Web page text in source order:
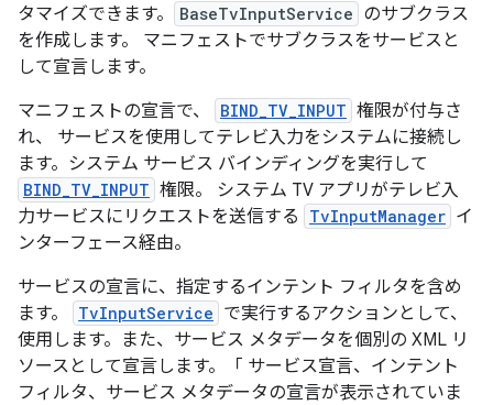
タマイズできます。
BaseTvInputService のサブクラス
を作成します。 マニフェストでサブクラスをサービスと
して宣言します。
マニフェストの宣言で、
BIND_TV_INPUT 権限が付与さ
れ、 サービスを使用してテレビ入力をシステムに接続し
ます。システム サービス バインディングを実行して
BIND_TV_INPUT 権限。 システム TV アプリがテレビ入
力サービスにリクエストを送信する
TvInputManager イ
ンターフェース経由。
サービスの宣言に、指定するインテント フィルタを含め
ます。
TvInputService で実行するアクションとして、
使用します。また、サービス メタデータを個別の XML リ
ソースとして宣言します。「 サービス宣言、インテント
フィルタ、サービス メタデータの宣言が表示されていま